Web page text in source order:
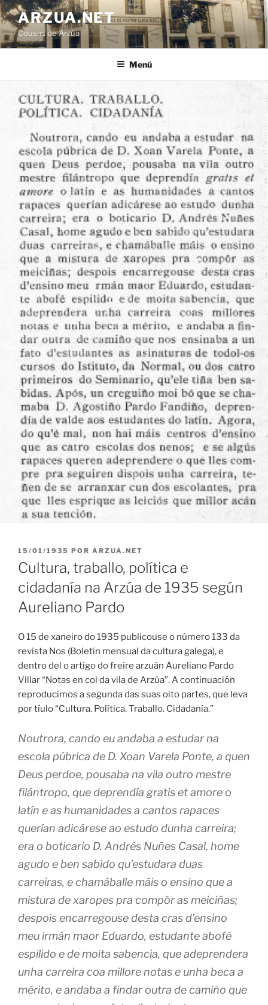
Ir
o
contido
ARZUA.NET
Cousas de Arzúa
Menú
PUBLICADO
EN
15/01/1935 POR ARZUA.NET
Cultura, traballo, política e
cidadanía na Arzúa de 1935 según
Aureliano Pardo
O 15 de xaneiro do 1935 publicouse o número 133 da
revista Nos (Boletín mensual da cultura galega), e
dentro del o artigo do freire arzuán Aureliano Pardo
Villar “Notas en col da vila de Arzúa”. A continuación
reproducimos a segunda das suas oito partes, que leva
por tíulo “Cultura. Política. Traballo. Cidadanía.”
Noutrora, cando eu andaba a estudar na
escola púbrica de D. Xoan Varela Ponte, a quen
Deus perdoe, pousaba na vila outro mestre
filántropo, que deprendía gratis et amore o
latín e as humanidades a cantos rapaces
querían adicárese ao estudo dunha carreira;
era o boticario D. Andrés Nuñes Casal, home
agudo e ben sabido qu’estudara duas
carreiras, e chamáballe máis o ensino que a
mistura de xaropes pra compòr as meiciñas;
despois encarregouse desta cras d’ensino
meu irmán maor Eduardo, estudante abofé
espilido e de moita sabencia, que adeprendera
unha carreira coa millore notas e unha beca a
mérito, e andaba a findar outra de camiño que